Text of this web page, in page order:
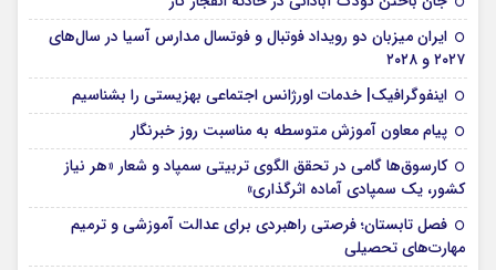
ایران میزبان دو رویداد فوتبال و فوتسال مدارس آسیا در سال‌های
۲۰۲۷ و ۲۰۲۸
اینفوگرافیک| خدمات اورژانس اجتماعی بهزیستی را بشناسیم
پیام معاون آموزش متوسطه به مناسبت روز خبرنگار
کارسوق‌ها گامی در تحقق الگوی تربیتی سمپاد و شعار «هر نیاز
کشور، یک سمپادی آماده اثرگذاری»
فصل تابستان؛ فرصتی راهبردی برای عدالت آموزشی و ترمیم
مهارت‌های تحصیلی